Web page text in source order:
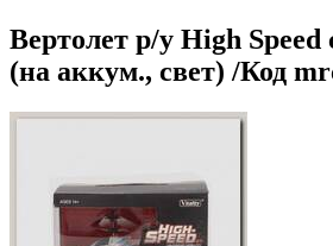
Вертолет р/у High Speed
(на аккум., свет) /Код